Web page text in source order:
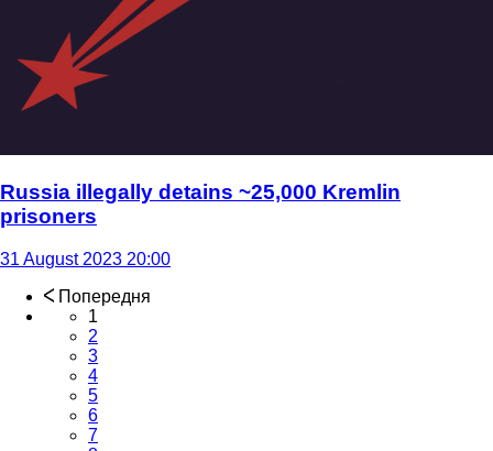
Russia illegally detains ~25,000 Kremlin
prisoners
31 August 2023 20:00
Попередня
1
2
3
4
5
6
7